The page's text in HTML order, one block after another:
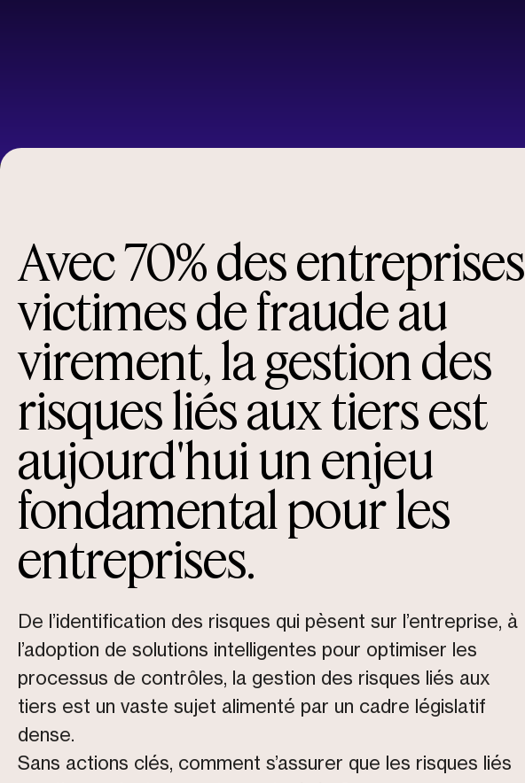
Avec 70% des entreprises
victimes de fraude au
virement, la gestion des
risques liés aux tiers est
aujourd'hui un enjeu
fondamental pour les
entreprises.
De l’identification des risques qui pèsent sur l’entreprise, à
l’adoption de solutions intelligentes pour optimiser les
processus de contrôles, la gestion des risques liés aux
tiers est un vaste sujet alimenté par un cadre législatif
dense.
Sans actions clés, comment s’assurer que les risques liés